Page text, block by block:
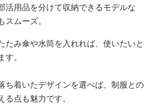
活用品を分けて収納できるモデルな
ムーズ。
たみ傘や水筒を入れれば、使いたいと
。
ち着いたデザインを選べば、制服との
点も魅力です。